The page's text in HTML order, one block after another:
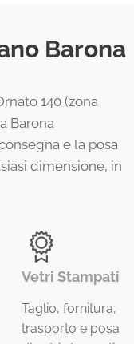
Barona
140 (zona
Barona
e la posa
dimensione, in
Vetri Stampati
Taglio, fornitura,
trasporto e posa